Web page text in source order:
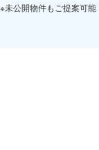
※未公開物件もご提案可